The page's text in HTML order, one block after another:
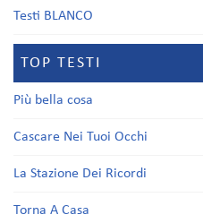
Testi BLANCO
TOP TESTI
Più bella cosa
Cascare Nei Tuoi Occhi
La Stazione Dei Ricordi
Torna A Casa